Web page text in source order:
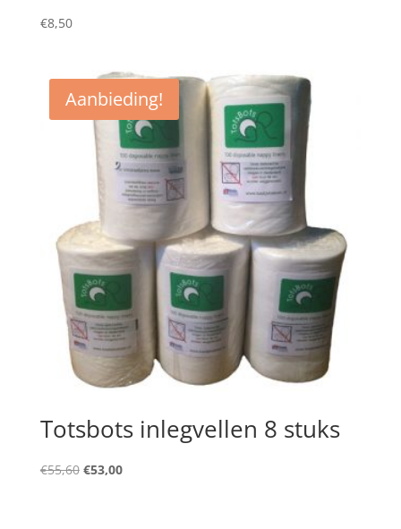
€8,50
Aanbieding!
Totsbots inlegvellen 8 stuks
€55,60 Oorspronkelijke
€53,00Huidige